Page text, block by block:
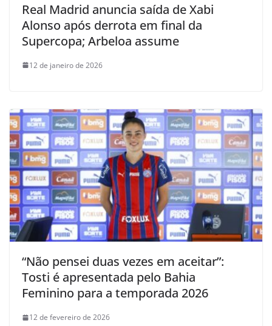
Real Madrid anuncia saída de Xabi
Alonso após derrota em final da
Supercopa; Arbeloa assume
12 de janeiro de 2026
“Não pensei duas vezes em aceitar”:
Tosti é apresentada pelo Bahia
Feminino para a temporada 2026
12 de fevereiro de 2026